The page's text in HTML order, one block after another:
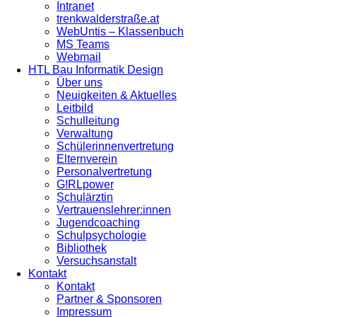
Intranet
trenkwalderstraße.at
WebUntis – Klassenbuch
MS Teams
Webmail
HTL Bau Informatik Design
Über uns
Neuigkeiten & Aktuelles
Leitbild
Schulleitung
Verwaltung
Schülerinnenvertretung
Elternverein
Personalvertretung
G!RLpower
Schulärztin
Vertrauenslehrer:innen
Jugendcoaching
Schulpsychologie
Bibliothek
Versuchsanstalt
Kontakt
Kontakt
Partner & Sponsoren
Impressum